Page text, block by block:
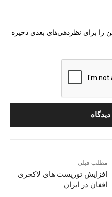
را برای نظردهی‌های بعدی ذخیره
مطلب قبلی
افزایش توریست های لاکچری
افغان در ایران